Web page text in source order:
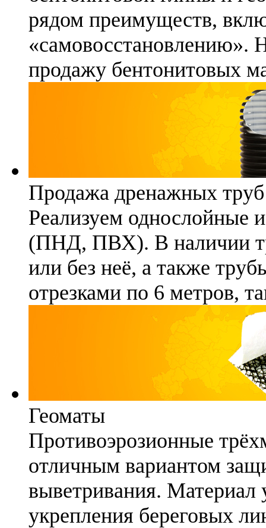
рядом преимуществ,
«самовосстановлению».
продажу бентонитовых
Продажа дренажных труб
Реализуем однослойные
(ПНД, ПВХ). В наличии
или без неё, а также
отрезками по 6 метров,
Геоматы
Противоэрозионные
отличным вариантом
выветривания. Материал
укрепления береговых